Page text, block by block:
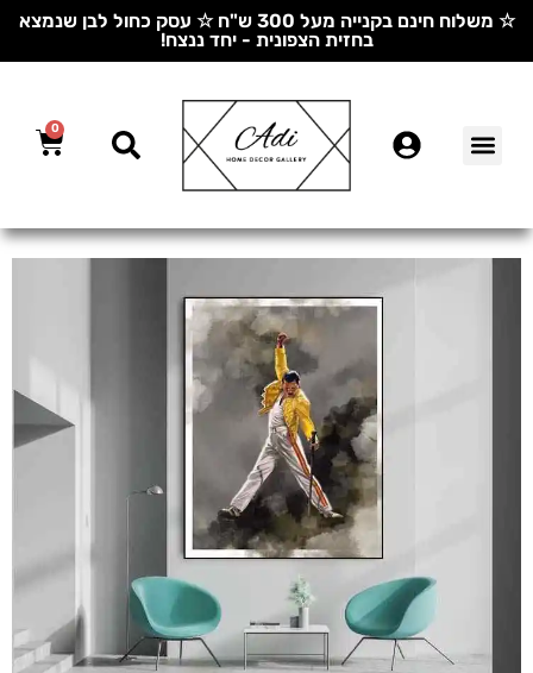
☆ משלוח חינם בקנייה מעל 300 ש"ח ☆ עסק כחול לבן שנמצא
בחזית הצפונית - יחד ננצח!
0